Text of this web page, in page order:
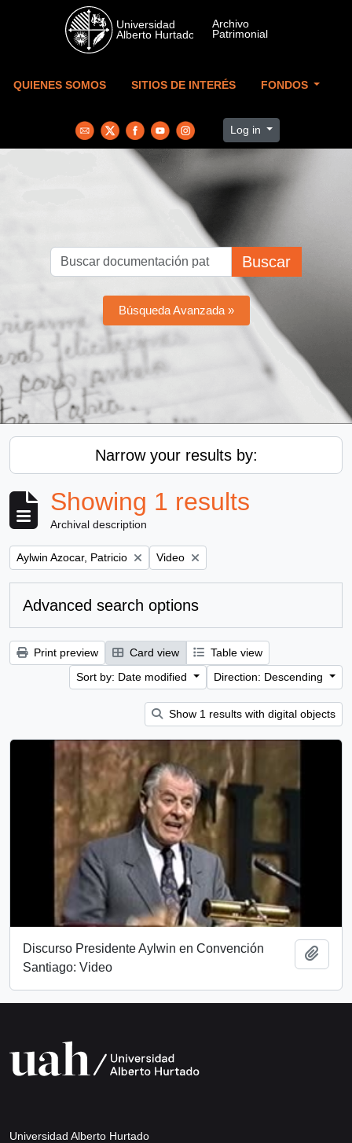
Skip to main content
QUIENES SOMOS SITIOS DE INTERÉS FONDOS
Log in
Buscar
Búsqueda Avanzada »
Narrow your results by:
Showing 1 results
Archival description
Remove filter:
Aylwin Azocar, Patricio Remove filter:
Video
Advanced search options
Print preview Card view
Table view
Sort by: Date modified
Direction: Descending
Show 1 results with digital objects
Discurso Presidente Aylwin en Convención
Santiago: Video
Universidad Alberto Hurtado